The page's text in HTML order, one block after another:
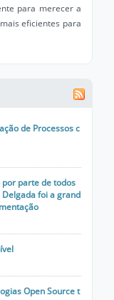
para merecer a
eficientes para
de Processos c
parte de todos
foi a grand
Open Source t